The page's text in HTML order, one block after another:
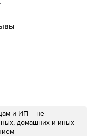
и ИП – не
домашних и иных